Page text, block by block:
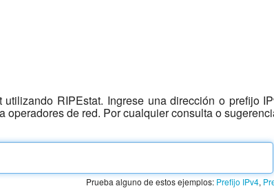
RIPEstat. Ingrese una dirección o prefijo
de red. Por cualquier consulta o
Prueba alguno de estos ejemplos: Prefijo IPv4,